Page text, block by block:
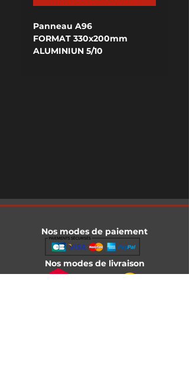
Panneau A96
FORMAT 330x200mm
ALUMINIUN 5/10
Nos modes de paiement
Nos modes de livraison